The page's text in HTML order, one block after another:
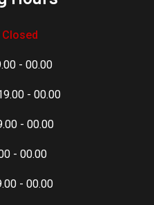
Closed
- 00.00
- 00.00
- 00.00
- 00.00
- 00.00